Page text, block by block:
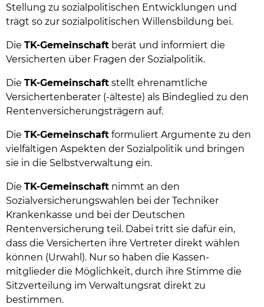
Stellung zu sozialpolitischen Entwicklungen und
trägt so zur sozialpolitischen Willensbildung bei.
Die TK-Gemeinschaft berät und informiert die
Versicherten über Fragen der Sozialpolitik.
Die TK-Gemeinschaft stellt ehrenamtliche
Versichertenberater (-älteste) als Bindeglied zu den
Rentenversicherungsträgern auf.
Die TK-Gemeinschaft formuliert Argumente zu den
vielfältigen Aspekten der Sozialpolitik und bringen
sie in die Selbstverwaltung ein.
Die TK-Gemeinschaft nimmt an den
Sozialversicherungswahlen bei der Techniker
Krankenkasse und bei der Deutschen
Rentenversicherung teil. Dabei tritt sie dafür ein,
dass die Versicherten ihre Vertreter direkt wählen
können (Urwahl). Nur so haben die Kassen-
mitglieder die Möglichkeit, durch ihre Stimme die
Sitzverteilung im Verwaltungsrat direkt zu
bestimmen.